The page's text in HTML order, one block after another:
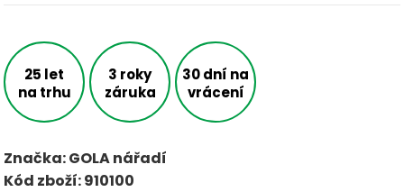
25 let
na trhu
3 roky
záruka
30 dní na
vrácení
Značka: GOLA nářadí
Kód zboží: 910100